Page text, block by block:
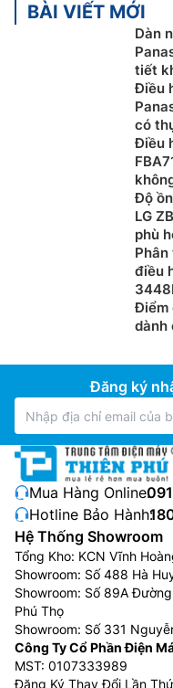
BÀI VIẾT MỚI
Dàn
tiết
Điều
có
Điều
Độ
LG
phù
điều
Điểm
dành
Đăng ký
Mua Hàng Online:
Hotline Bảo Hành:
Hệ Thống Showroom
Tổng Kho: KCN Vĩnh
Showroom: Số 488 Hà
Showroom: Số 89A
Phú Thọ
Showroom: Số 331
Công Ty Cổ Phần Điện
MST: 0107333989
Đăng Ký Thay Đổi Lần